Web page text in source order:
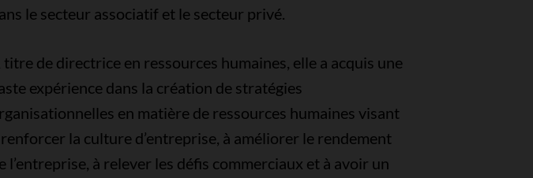
le secteur associatif et le secteur privé.
titre de directrice en ressources humaines, elle a acquis une
expérience dans la création de stratégies
en matière de ressources humaines visant
la culture d’entreprise, à améliorer le rendement
l’entreprise, à relever les défis commerciaux et à avoir un